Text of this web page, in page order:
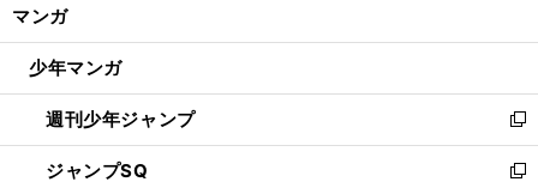
ウ
開
く
マンガ
少年マンガ
週刊少年ジャンプ
新
し
い
ジャンプSQ
新